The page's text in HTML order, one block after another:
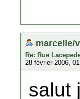
marcelle/
Re: Rue
28 février 2006,
salut